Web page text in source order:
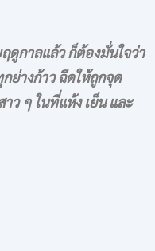
ดูกาลแล้ว ก็ต้องมั่นใจว่า
ย่างก้าว ฉีดให้ถูกจุด
ว ๆ ในที่แห้ง เย็น และ